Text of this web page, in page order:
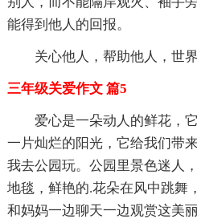
能得到他人的回报。
关心他人，帮助他人，世
三年级关爱作文 篇5
爱心是一朵动人的鲜花，
一片灿烂的阳光，它给我们带
我去公园玩。公园里景色迷人
地毯，鲜艳的.花朵在风中跳舞
和妈妈一边聊天一边观赏这美